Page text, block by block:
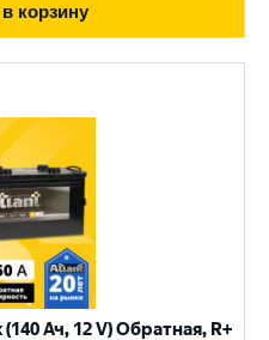
корзину
Ач, 12 V) Обратная, R+